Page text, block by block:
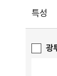
특성
광